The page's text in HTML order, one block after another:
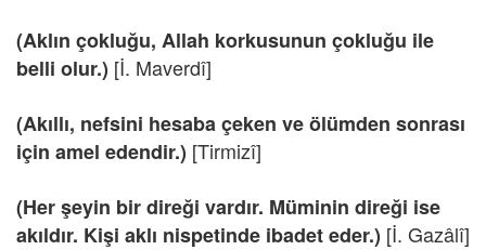
(Aklın çokluğu, Allah korkusunun çokluğu ile
belli olur.) [İ. Maverdî]
(Akıllı, nefsini hesaba çeken ve ölümden sonrası
için amel edendir.) [Tirmizî]
(Her şeyin bir direği vardır. Müminin direği ise
akıldır. Kişi aklı nispetinde ibadet eder.) [İ. Gazâlî]